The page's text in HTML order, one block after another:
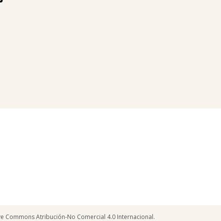
Atribución-No Comercial 4.0 Internacional.